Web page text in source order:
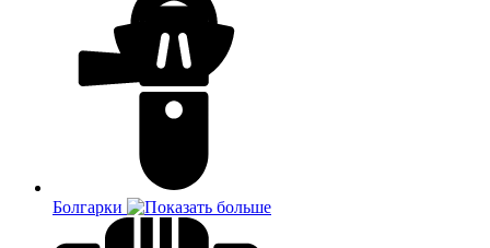
Болгарки